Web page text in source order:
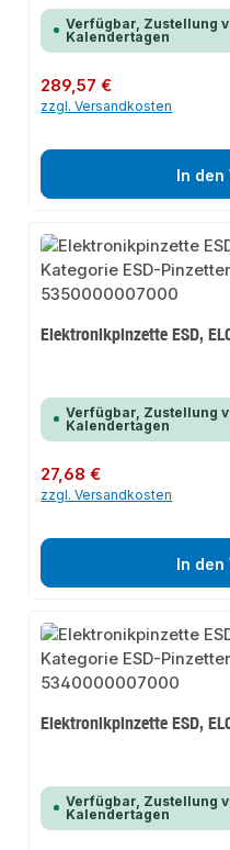
Verfügbar, Zustellung
Kalendertagen
Regulärer Preis:
289,57 €
zzgl. Versandkosten
In den
Elektronikpinzette ESD,
Verfügbar, Zustellung
Kalendertagen
Regulärer Preis:
27,68 €
zzgl. Versandkosten
In den
Elektronikpinzette ESD,
Verfügbar, Zustellung
Kalendertagen